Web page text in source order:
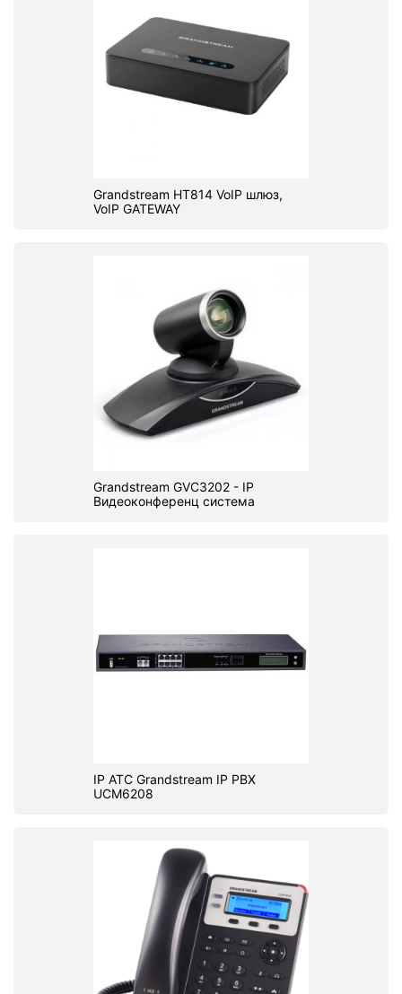
Grandstream HT814 VoIP шлюз,
VoIP GATEWAY
Grandstream GVC3202 - IP
Видеоконференц система
IP ATC Grandstream IP PBX
UCM6208